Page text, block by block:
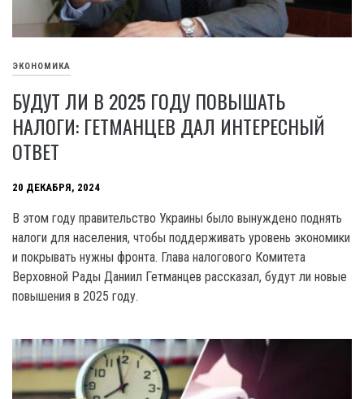
ЭКОНОМИКА
БУДУТ ЛИ В 2025 ГОДУ ПОВЫШАТЬ
НАЛОГИ: ГЕТМАНЦЕВ ДАЛ ИНТЕРЕСНЫЙ
ОТВЕТ
20 ДЕКАБРЯ, 2024
В этом году правительство Украины было вынуждено поднять
налоги для населения, чтобы поддерживать уровень экономики
и покрывать нужны фронта. Глава налогового Комитета
Верховной Рады Даниил Гетманцев рассказал, будут ли новые
повышения в 2025 году.